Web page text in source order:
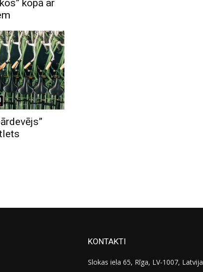
kopā ar
KONTAKTI
Slokas iela 65, Rīga, LV-1007, Latvija